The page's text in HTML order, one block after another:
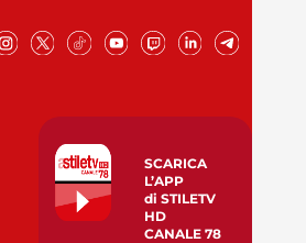
SCARICA
L’APP
di STILETV
HD
CANALE 78